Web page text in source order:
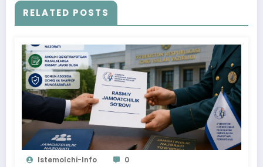
RELATED POSTS
Istemolchi-Info 0